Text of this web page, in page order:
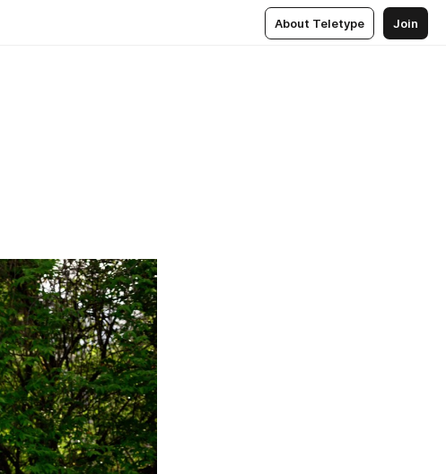
About Teletype Join